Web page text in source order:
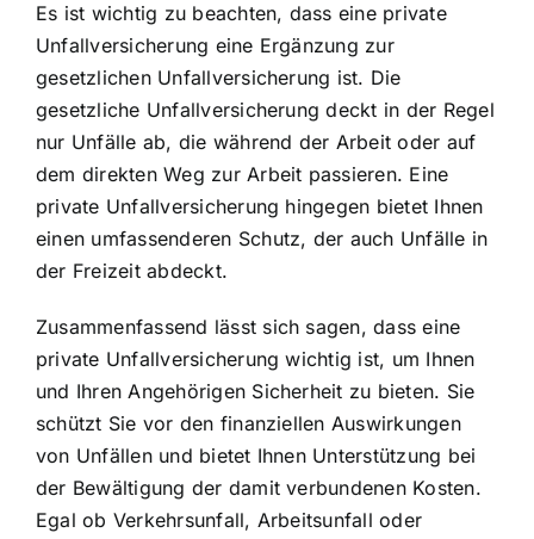
Es ist wichtig zu beachten, dass eine private
Unfallversicherung eine Ergänzung zur
gesetzlichen Unfallversicherung ist. Die
gesetzliche Unfallversicherung deckt in der Regel
nur Unfälle ab, die während der Arbeit oder auf
dem direkten Weg zur Arbeit passieren. Eine
private Unfallversicherung hingegen bietet Ihnen
einen umfassenderen Schutz, der auch Unfälle in
der Freizeit abdeckt.
Zusammenfassend lässt sich sagen, dass eine
private Unfallversicherung wichtig ist, um Ihnen
und Ihren Angehörigen Sicherheit zu bieten. Sie
schützt Sie vor den finanziellen Auswirkungen
von Unfällenund bietet Ihnen Unterstützung bei
der Bewältigung der damit verbundenen Kosten.
Egal ob Verkehrsunfall, Arbeitsunfall oder